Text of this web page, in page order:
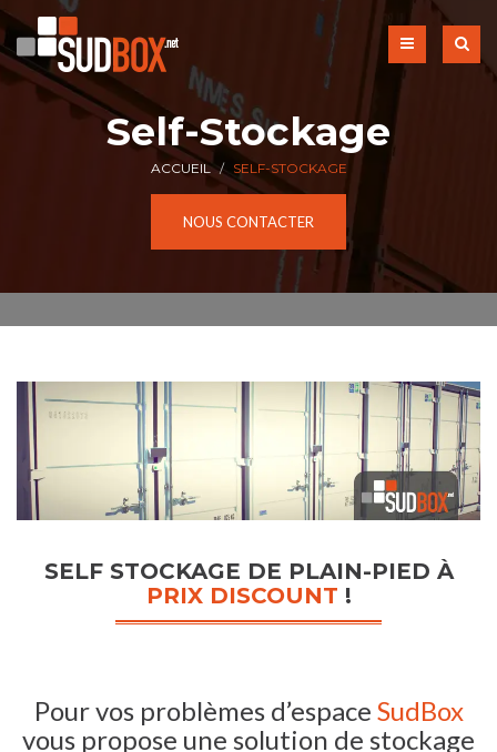
Self-Stockage
ACCUEIL SELF-STOCKAGE
NOUS CONTACTER
SELF STOCKAGE DE PLAIN-PIED À
PRIX DISCOUNT !
Pour vos problèmes d’espace SudBox
vous propose une solution de stockage